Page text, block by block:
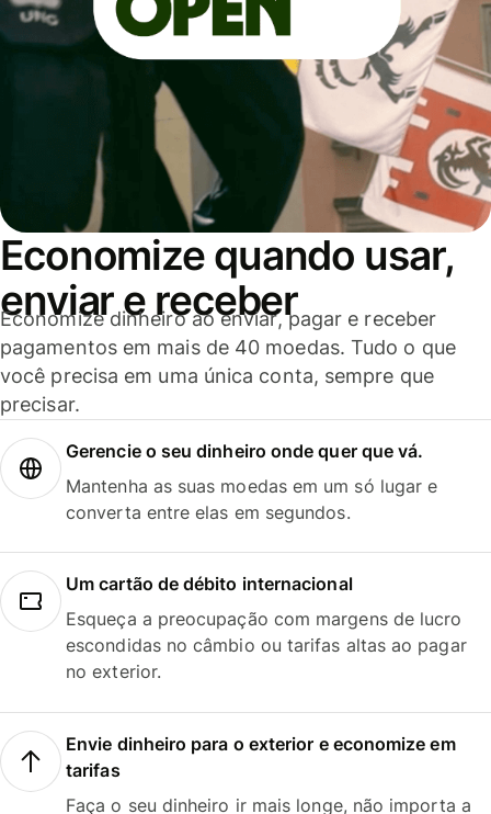
Economize quando usar,
enviar e receber
Economize dinheiro ao enviar, pagar e receber
pagamentos em mais de 40 moedas. Tudo o que
você precisa em uma única conta, sempre que
precisar.
Gerencie o seu dinheiro onde quer que vá.
Mantenha as suas moedas em um só lugar e
converta entre elas em segundos.
Um cartão de débito internacional
Esqueça a preocupação com margens de lucro
escondidas no câmbio ou tarifas altas ao pagar
no exterior.
Envie dinheiro para o exterior e economize em
tarifas
Faça o seu dinheiro ir mais longe, não importa a